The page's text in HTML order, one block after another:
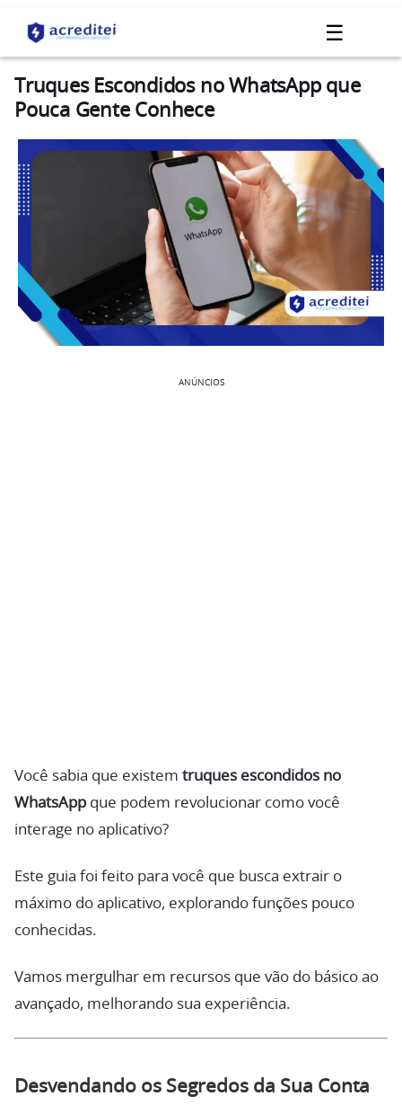
☰
Truques Escondidos no WhatsApp que
Pouca Gente Conhece
ANÚNCIOS
Você sabia que existem truques escondidos no
WhatsApp que podem revolucionar como você
interage no aplicativo?
Este guia foi feito para você que busca extrair o
máximo do aplicativo, explorando funções pouco
conhecidas.
Vamos mergulhar em recursos que vão do básico ao
avançado, melhorando sua experiência.
Desvendando os Segredos da Sua Conta